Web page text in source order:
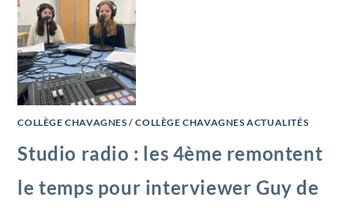
COLLÈGE CHAVAGNES /COLLÈGE CHAVAGNES ACTUALITÉS
Studio radio : les 4ème remontent
le temps pour interviewer Guy de